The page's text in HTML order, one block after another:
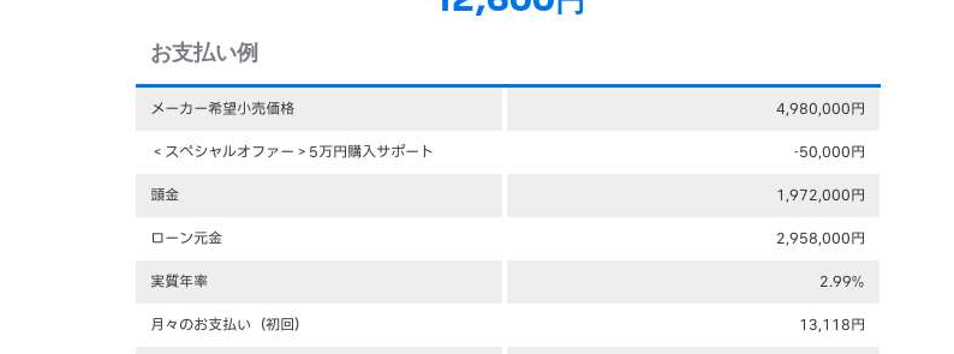
お支払い例
メーカー希望小売価格
4,980,000円
＜スペシャルオファー＞5万円購入サポート
-50,000円
頭金
1,972,000円
ローン元金
2,958,000円
実質年率
2.99%
月々のお支払い（初回）
13,118円